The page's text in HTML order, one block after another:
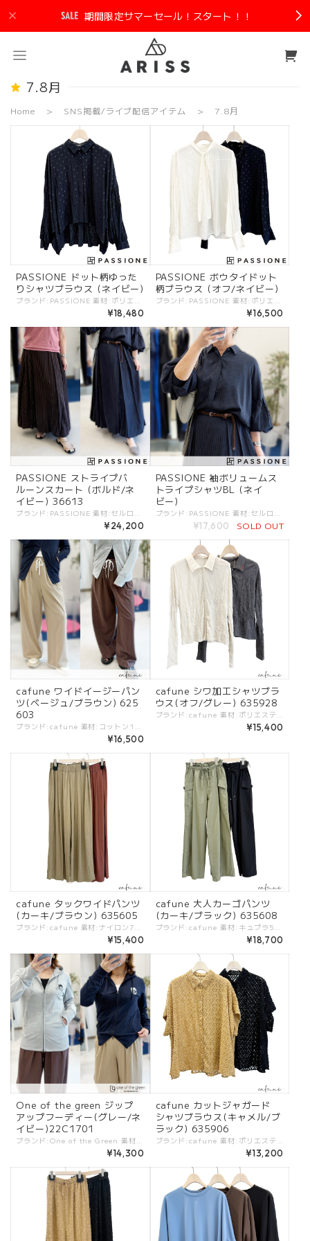
期間限定サマーセール！スタート！！
7.8月
Home SNS掲載/ライブ配信アイテム 7.8月
PASSIONE ドット柄ゆった
りシャツブラウス (ネイビー)
¥18,480
PASSIONE ボウタイドット
柄ブラウス (オフ/ネイビー)
¥16,500
PASSIONE ストライプバ
ルーンスカート (ボルド/ネ
イビー) 36613
ブランド:PASSIONE 素材:セルロース100%. カラー:・ボルドー ・ネイビー サイズ:[38].W:66cm/丈:91.5cm/ - 広がりすぎず上品に楽しめるバルーンスカート。 さり気ないストライプ柄。 同柄のシャツとのセットアップでもおすすめです。 #PASSIONE #パシオーネ #ROBE #ローブ -PASSIONE- トレンド感を軸にアクセントの効いたデザインと、ベーシックなバランスがポイントのブランド ※商品カラーは撮影時の光や閲覧環境によって、実際の商品と若干異なる場合がございます。 ※平置き採寸となりますので、多少の誤差が生じる場合がございます。 ※タグ記載の注意事項、洗濯表示を必ずお読みください。 ☆その他気になる点はお気軽にご連絡ください☆ passione-636613
¥24,200
PASSIONE 袖ボリュームス
トライプシャツBL (ネイ
ビー)
ブランド:PASSIONE 素材:セルロース100%. カラー:・ネイビー サイズ:[38].裄丈:75.5cm/バスト:169cm/着丈:61cm/ - スカートとのセットアップでもおすすめのシャツブラウス。 袖ボリュームをアクセントに、さり気ないストリアプ柄がシックなデザイン。 #PASSIONE #パシオーネ #ROBE #ローブ -PASSIONE- トレンド感を軸にアクセントの効いたデザインと、ベーシックなバランスがポイントのブランド ※商品カラーは撮影時の光や閲覧環境によって、実際の商品と若干異なる場合がございます。 ※平置き採寸となりますので、多少の誤差が生じる場合がございます。 ※タグ記載の注意事項、洗濯表示を必ずお読みください。 ☆その他気になる点はお気軽にご連絡ください☆ passione-636914
¥17,600 SOLD OUT
cafune ワイドイージーパン
ツ(ベージュ/ブラウン) 625
603
¥16,500
cafune シワ加工シャツブラ
ウス(オフ/グレー) 635928
¥15,400
cafune タックワイドパンツ
(カーキ/ブラウン) 635605
ブランド:cafune 素材:ナイロン70%,コットン30%. カラー:・カーキ ・ブラウン サイズ:[38]. W:68cm/H:114cm/股上:33.6cm/股下:65.5cm/裾幅:29.5cm/ - ツヤ感、とろみ感が特徴的なタックワイドパンツ。 #cafune #カフネ #ROBE #ローブ -cafune- トレンド感を軸にアクセントの効いたデザインと、ベーシックなバランスがポイントのブランド ※商品カラーは撮影時の光や閲覧環境によって、実際の商品と若干異なる場合がございます。 ※平置き採寸となりますので、多少の誤差が生じる場合がございます。 ※タグ記載の注意事項、洗濯表示を必ずお読みください。 ☆その他気になる点はお気軽にご連絡ください☆ cafune-63505
¥15,400
cafune 大人カーゴパンツ
(カーキ/ブラック) 635608
ブランド:cafune 素材:キュプラ54%,コットン46%. カラー:・カーキ ・ブラック サイズ:[38]. W:66cm/H:112cm/股上:34cm/股下:72cm/裾幅:27cm/ - ツヤ感ある素材の大人カーゴパンツ。 カジュアルなスタイルにもキレイめな質感とのバランスが絶妙。 #cafune #カフネ #ROBE #ローブ -cafune- トレンド感を軸にアクセントの効いたデザインと、ベーシックなバランスがポイントのブランド ※商品カラーは撮影時の光や閲覧環境によって、実際の商品と若干異なる場合がございます。 ※平置き採寸となりますので、多少の誤差が生じる場合がございます。 ※タグ記載の注意事項、洗濯表示を必ずお読みください。 ☆その他気になる点はお気軽にご連絡ください☆ cafune-635612
¥18,700
One of the green ジップ
アップフーディー(グレー/ネ
イビー)22C1701
¥14,300
cafune カットジャガード
シャツブラウス(キャメル/ブ
ラック) 635906
¥13,200